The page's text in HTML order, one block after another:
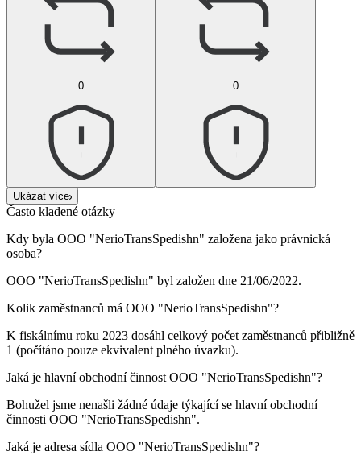
0 0
Ukázat více
Často kladené otázky
Kdy byla OOO "NerioTransSpedishn" založena jako právnická
osoba?
OOO "NerioTransSpedishn" byl založen dne 21/06/2022.
Kolik zaměstnanců má OOO "NerioTransSpedishn"?
K fiskálnímu roku 2023 dosáhl celkový počet zaměstnanců přibližně
1 (počítáno pouze ekvivalent plného úvazku).
Jaká je hlavní obchodní činnost OOO "NerioTransSpedishn"?
Bohužel jsme nenašli žádné údaje týkající se hlavní obchodní
činnosti OOO "NerioTransSpedishn".
Jaká je adresa sídla OOO "NerioTransSpedishn"?